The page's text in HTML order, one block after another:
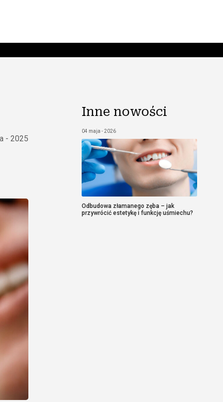
- 2025
Inne nowości
04 maja - 2026
Odbudowa złamanego zęba – jak
przywrócić estetykę i funkcję uśmiechu?